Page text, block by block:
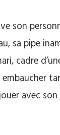
son
sa pipe
cadre
avec son